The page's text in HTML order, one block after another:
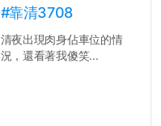
#靠清3708
清夜出現肉身佔車位的情
況，還看著我傻笑...